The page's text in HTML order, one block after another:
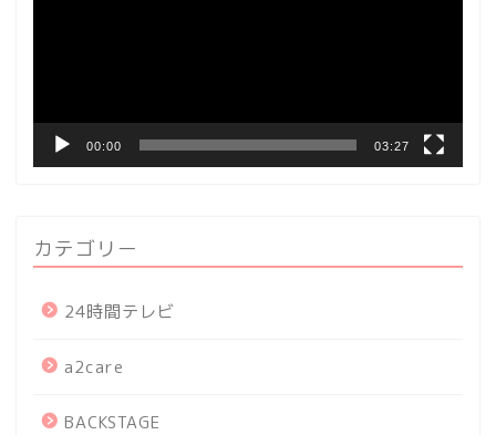
00:00 03:27
カテゴリー
24時間テレビ
a2care
BACKSTAGE